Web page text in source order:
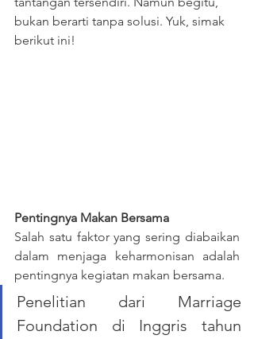
bukan berarti tanpa solusi. Yuk, simak
berikut ini!
Pentingnya Makan Bersama
Salah satu faktor yang sering diabaikan
dalam menjaga keharmonisan adalah
pentingnya kegiatan makan bersama.
Penelitian dari Marriage
Foundation di Inggris tahun